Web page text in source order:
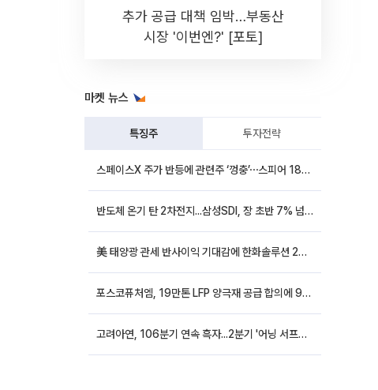
추가 공급 대책 임박…부동산
시장 '이번엔?' [포토]
마켓 뉴스
특징주 투자전략
스페이스X 주가 반등에 관련주 ‘껑충’⋯스피어 18%ㆍ에이치브이엠 12%↑
반도체 온기 탄 2차전지...삼성SDI, 장 초반 7% 넘게 껑충
美 태양광 관세 반사이익 기대감에 한화솔루션 20%대·OCI홀딩스 14%대 급등
포스코퓨처엠, 19만톤 LFP 양극재 공급 합의에 9%대 강세
고려아연, 106분기 연속 흑자...2분기 '어닝 서프라이즈'에 장 초반 12%대 강세